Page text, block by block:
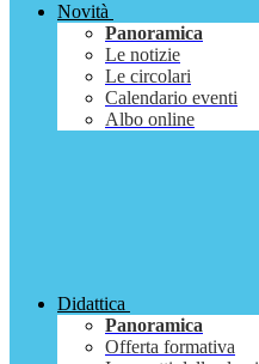
Novità
Panoramica
Le notizie
Le circolari
Calendario eventi
Albo online
Didattica
Panoramica
Offerta formativa